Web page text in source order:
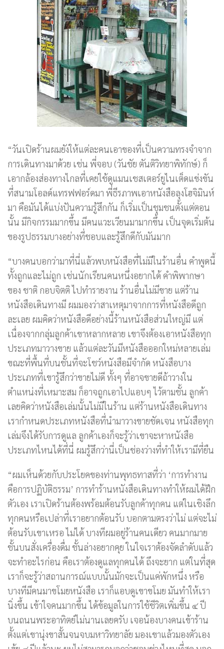
“วันเปิดร้านผมยังให้แต่ละคนเอาของที่เป็นความทรงจำจาก
การเดินทางมาด้วย เช่น พี่จอบ (วันชัย ตันติวิทยาพิทักษ์) ก็
เอากล้องส่องทางไกลที่เคยใช้ดูแมนเชสเตอร์ยูไนเต็ดแข่งขัน
ที่สนามโอลด์แทรฟฟอร์ดมา พี่ธีรภาพเอาหนังสือลุงโฮจิมินห์
มา คือมันได้แบ่งปันความรู้สึกกัน ก็เริ่มเป็นชุมชนตั้งแต่ตอน
นั้น มีกิจกรรมมากขึ้น มีคนแวะเวียนมามากขึ้น เป็นจุดเริ่มต้น
ของรูปธรรมบางอย่างที่ชอบและรู้สึกดีกับมันมาก
“บางคนบอกว่ามาที่นี่แล้วพบหนังสือที่ไม่มีในร้านอื่น คำพูดนี้
ทั้งถูกและไม่ถูก เช่นนักเรียนคนหนึ่งอยากได้ คำพิพากษา
ของ ชาติ กอบจิตติ ไปทำรายงาน ร้านอื่นไม่มีขาย แต่ร้าน
หนังสือเดินทางมี ผมมองว่าสาเหตุมาจากการที่หนังสือดีถูก
ละเลย ผมคิดว่าหนังสือดีอย่างนี้ร้านหนังสือส่วนใหญ่มี แต่
เนื่องจากกลุ่มลูกค้าเขาหลากหลาย เขาจึงต้องเอาหนังสือทุก
ประเภทมาวางขาย แล้วแต่ละวันมีหนังสือออกใหม่หลายเล่ม
ขณะที่พื้นที่บนชั้นที่จะโชว์หนังสือมีจำกัด หนังสือบาง
ประเภทที่เขารู้สึกว่าขายไม่ดี ทั้งๆ ที่อาจขายดีถ้าวางใน
ตำแหน่งที่เหมาะสม ก็อาจถูกเอาไปแอบๆ ไว้ตามชั้น ลูกค้า
เลยคิดว่าหนังสือเล่มนั้นไม่มีในร้าน แต่ร้านหนังสือเดินทาง
เรากำหนดประเภทหนังสือที่นำมาวางขายชัดเจน หนังสือทุก
เล่มจึงได้รับการดูแล ลูกค้าเองก็จะรู้ว่าเขาจะหาหนังสือ
ประเภทไหนได้ที่นี่ ผมรู้สึกว่านี่เป็นช่องว่างที่ทำให้เรามีที่ยืน
“ผมเห็นด้วยกับประโยคของท่านพุทธทาสที่ว่า ‘การทำงาน
คือการปฏิบัติธรรม’ การทำร้านหนังสือเดินทางทำให้ผมได้ฝึก
ตัวเอง เราเปิดร้านต้องพร้อมต้อนรับลูกค้าทุกคน แต่ในเชิงลึก
ทุกคนหรือเปล่าที่เราอยากต้อนรับ บอกตามตรงว่าไม่ แต่จะไม่
ต้อนรับเขาเหรอ ไม่ได้ บางทีผมอยู่ร้านคนเดียว คนมากมาย
ชั้นบนสั่งเครื่องดื่ม ชั้นล่างอยากคุย ในใจเราต้องจัดลำดับแล้ว
จะทำอะไรก่อน คือเราต้องดูแลทุกคนได้ ถึงจะยาก แต่ในที่สุด
เราก็จะรู้ว่าสถานการณ์แบบนั้นมักจะเป็นแค่พักหนึ่ง หรือ
บางทีมีคนมาขโมยหนังสือ เราก็แอบดูเขาขโมย มันทำให้เรา
นิ่งขึ้น เข้าใจคนมากขึ้น ได้ข้อมูลในการใช้ชีวิตเพิ่มขึ้น ๔ ปี
บนถนนพระอาทิตย์ไม่นานเลยครับ เจอน้องบางคนเข้าร้าน
ตั้งแต่เขานุ่งขาสั้นจนจบมหาวิทยาลัย มองเขาแล้วมองตัวเอง